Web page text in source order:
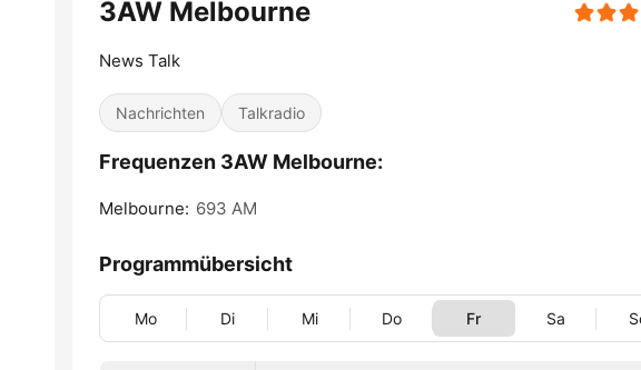
3AW Melbourne
News Talk
Nachrichten Talkradio
Frequenzen 3AW Melbourne:
Melbourne: 693 AM
Programmübersicht
Mo Di Mi Do Fr Sa